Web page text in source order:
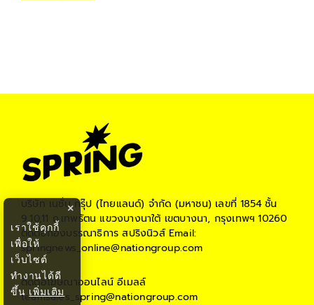
บริษัท เนชั่น กรุ๊ป (ไทยแลนด์) จำกัด (มหาชน) เลขที่ 1854 ชั้น
9,10,11 ถ.เทพรัตน แขวงบางนาใต้ เขตบางนา, กรุงเทพฯ 10260
ติดต่อกองบรรณาธิการ สปริงนิวส์Email:
springnews_online@nationgroup.com
ติดต่อโฆษณาออนไลน์ อีเมลล์
teamsales_spring@nationgroup.com
×
เราใช้คุกกี้
เพื่อให้
เว็บไซต์
ทำงานได้ดี
ขึ้น เพิ่มเติม